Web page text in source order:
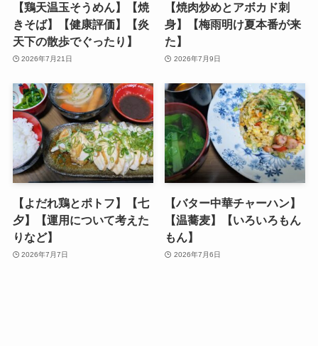
【鶏天温玉そうめん】【焼
きそば】【健康評価】【炎
天下の散歩でぐったり】
2026年7月21日
【焼肉炒めとアボカド刺
身】【梅雨明け夏本番が来
た】
2026年7月9日
【よだれ鶏とポトフ】【七
夕】【運用について考えた
りなど】
2026年7月7日
【バター中華チャーハン】
【温蕎麦】【いろいろもん
もん】
2026年7月6日